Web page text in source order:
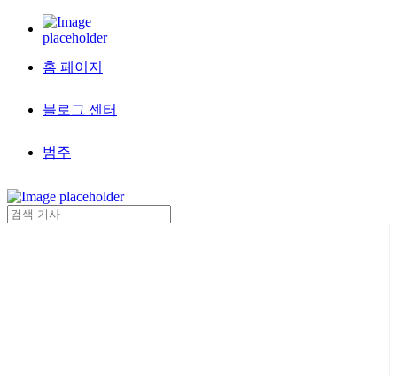
홈 페이지
블로그 센터
범주